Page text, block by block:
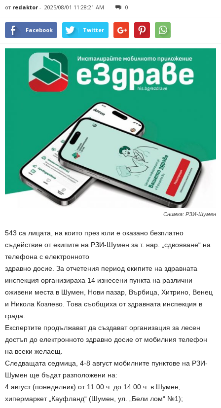
от redaktor - 2025/08/01 11:28:21 AM 0
Facebook Twitter
Снимка: РЗИ-Шумен
543 са лицата, на които през юли е оказано безплатно
съдействие от екипите на РЗИ-Шумен за т. нар. „сдвояване“ на
телефона с електронното
здравно досие. За отчетения период екипите на здравната
инспекция организираха 14 изнесени пункта на различни
оживени места в Шумен, Нови пазар, Върбица, Хитрино, Венец
и Никола Козлево. Това съобщиха от здравната инспекция в
града.
Експертите продължават да създават организация за лесен
достъп до електронното здравно досие от мобилния телефон
на всеки желаещ.
Следващата седмица, 4-8 август мобилните пунктове на РЗИ-
Шумен ще бъдат разположени на:
4 август (понеделник) от 11.00 ч. до 14.00 ч. в Шумен,
хипермаркет „Кауфланд“ (Шумен, ул. „Бели лом“ №1);